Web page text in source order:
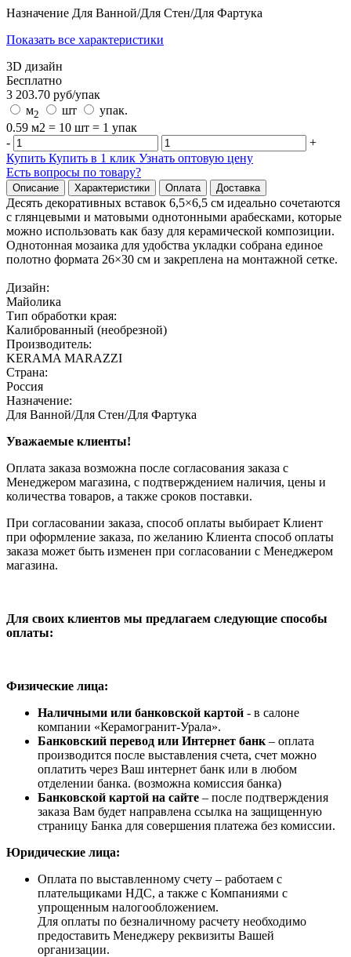
Назначение Для Ванной/Для Стен/Для Фартука
Показать все характеристики
3D дизайн
Бесплатно
3 203.70 руб/упак
м2 шт
упак.
0.59 м2 = 10 шт = 1 упак
-
+
Купить Купить в 1 клик Узнать оптовую цену
Есть вопросы по товару?
Описание Характеристики Оплата Доставка
Десять декоративных вставок 6,5×6,5 см идеально сочетаются
с глянцевыми и матовыми однотонными арабесками, которые
можно использовать как базу для керамической композиции.
Однотонная мозаика для удобства укладки собрана единое
полотно формата 26×30 см и закреплена на монтажной сетке.
Дизайн:
Майолика
Тип обработки края:
Калиброванный (необрезной)
Производитель:
KERAMA MARAZZI
Страна:
Россия
Назначение:
Для Ванной/Для Стен/Для Фартука
Уважаемые клиенты!
Оплата заказа возможна после согласования заказа с
Менеджером магазина, с подтверждением наличия, цены и
количества товаров, а также сроков поставки.
При согласовании заказа, способ оплаты выбирает Клиент
при оформление заказа, по желанию Клиента способ оплаты
заказа может быть изменен при согласовании с Менеджером
магазина.
Для своих клиентов мы предлагаем следующие способы
оплаты:
Физические лица:
Наличными или банковской картой - в салоне
компании «Керамогранит-Урала».
Банковский перевод или Интернет банк – оплата
производится после выставления счета, счет можно
оплатить через Ваш интернет банк или в любом
отделении банка. (возможна комиссия банка)
Банковской картой на сайте – после подтверждения
заказа Вам будет направлена ссылка на защищенную
страницу Банка для совершения платежа без комиссии.
Юридические лица:
Оплата по выставленному счету – работаем с
плательщиками НДС, а также с Компаниями с
упрощенным налогообложением.
Для оплаты по безналичному расчету необходимо
предоставить Менеджеру реквизиты Вашей
организации.